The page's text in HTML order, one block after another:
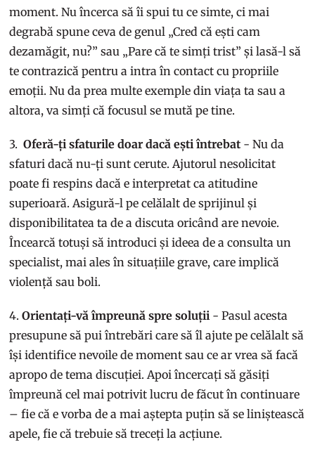
moment. Nu încerca să îi spui tu ce simte, ci mai
degrabă spune ceva de genul „Cred că ești cam
dezamăgit, nu?” sau „Pare că te simți trist” și lasă-l să
te contrazică pentru a intra în contact cu propriile
emoții. Nu da prea multe exemple din viața ta sau a
altora, va simți că focusul se mută pe tine.
3.Oferă-ți sfaturile doar dacă ești întrebat - Nu da
sfaturi dacă nu-ți sunt cerute. Ajutorul nesolicitat
poate fi respins dacă e interpretat ca atitudine
superioară. Asigură-l pe celălalt de sprijinul și
disponibilitatea ta de a discuta oricând are nevoie.
Încearcă totuși să introduci și ideea de a consulta un
specialist, mai ales în situațiile grave, care implică
violență sau boli.
4.Orientați-vă împreună spre soluții - Pasul acesta
presupune să pui întrebări care să îl ajute pe celălalt să
își identifice nevoile de moment sau ce ar vrea să facă
apropo de tema discuției. Apoi încercați să găsiți
împreună cel mai potrivit lucru de făcut în continuare
– fie că e vorba de a mai aștepta puțin să se liniștească
apele, fie că trebuie să treceți la acțiune.